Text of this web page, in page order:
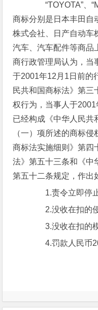
“TOYOTA”、
商标分别是日本丰田自
株式会社、日产自动车
汽车、汽车配件等商品
商行政管理局认为，当
于2001年12月1日前的
民共和国商标法》第三
权行为，当事人于2001
已经构成《中华人民共
（一）项所述的商标
商标法实施细则》第四
法》第五十三条和《中
第五十二条规定，作出
1.责令立即停止
2.没收在扣的侵
3.没收在扣的模
4.罚款人民币20